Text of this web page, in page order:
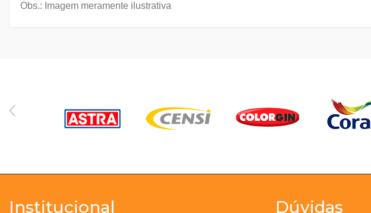
Obs.: Imagem meramente ilustrativa
Institucional Dúvidas